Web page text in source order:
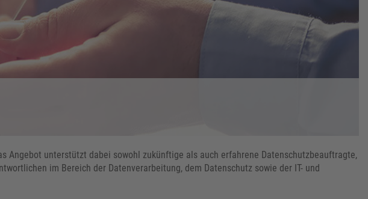
Angebot unterstützt dabei sowohl zukünftige als auch erfahrene Datenschutzbeauftragte,
im Bereich der Datenverarbeitung, dem Datenschutz sowie der IT- und